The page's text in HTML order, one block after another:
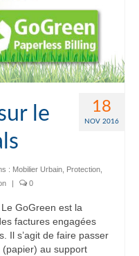
18
NOV 2016
le
: Mobilier Urbain Protection
| 0
GoGreen est la
factures engagées
Il s’agit de faire passer
au support